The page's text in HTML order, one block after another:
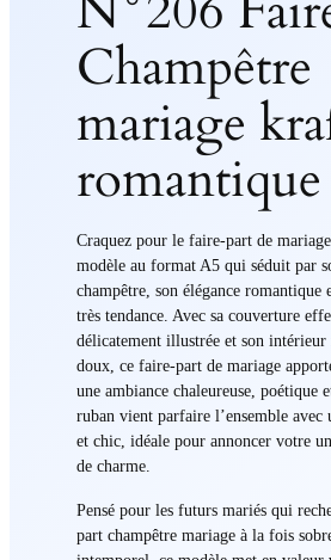
Champêtre
mariage
romantique
Craquez pour le faire-part de
modèle au format A5 qui séduit par
champêtre, son élégance romantique
très tendance. Avec sa couverture
délicatement illustrée et son
doux, ce faire-part de mariage
une ambiance chaleureuse, poétique
ruban vient parfaire l’ensemble avec
et chic, idéale pour annoncer votre
de charme.
Pensé pour les futurs mariés qui
part champêtre mariage à la fois